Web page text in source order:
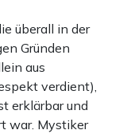
überall in der
Gründen
aus
verdient),
erklärbar und
war. Mystiker